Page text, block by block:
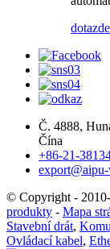
dotaz
Č. 4888,
Čína
+86-21-
© Copyright -
produkty - Mapa
Stavební drát,
Ovládací kabel,